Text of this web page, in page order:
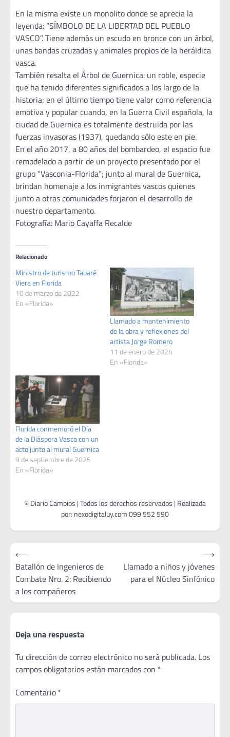
En la misma existe un monolito donde se aprecia la
leyenda: “SÍMBOLO DE LA LIBERTAD DEL PUEBLO
VASCO”. Tiene además un escudo en bronce con un árbol,
unas bandas cruzadas y animales propios de la heráldica
vasca.
También resalta el Árbol de Guernica: un roble, especie
que ha tenido diferentes significados a los largo de la
historia; en el último tiempo tiene valor como referencia
emotiva y popular cuando, en la Guerra Civil española, la
ciudad de Guernica es totalmente destruida por las
fuerzas invasoras (1937), quedando sólo este en pie.
En el año 2017, a 80 años del bombardeo, el espacio fue
remodelado a partir de un proyecto presentado por el
grupo “Vasconia-Florida”; junto al mural de Guernica,
brindan homenaje a los inmigrantes vascos quienes
junto a otras comunidades forjaron el desarrollo de
nuestro departamento.
Fotografía: Mario Cayaffa Recalde
Relacionado
Ministro de turismo Tabaré
Viera en Florida
10 de marzo de 2022
En «Florida»
Llamado a mantenimiento
de la obra y reflexiones del
artista Jorge Romero
11 de enero de 2024
En «Florida»
Florida conmemoró el Día
de la Diáspora Vasca con un
acto junto al mural Guernica
9 de septiembre de 2025
En «Florida»
Navegación
de
entradas
⟵
Batallón de Ingenieros de
Combate Nro. 2: Recibiendo
a los compañeros
Llamado a niños y jóvenes
para el Núcleo Sinfónico
⟶
Deja una respuesta
Tu dirección de correo electrónico no será publicada. Los
campos obligatorios están marcados con *
Comentario *